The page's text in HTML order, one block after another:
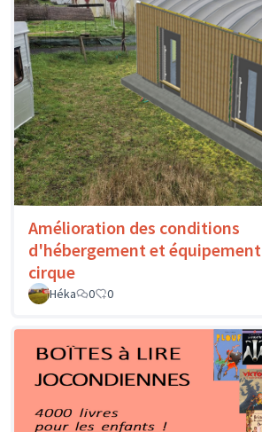
Amélioration des conditions
d'hébergement et équipement
cirque
Héka 0 0